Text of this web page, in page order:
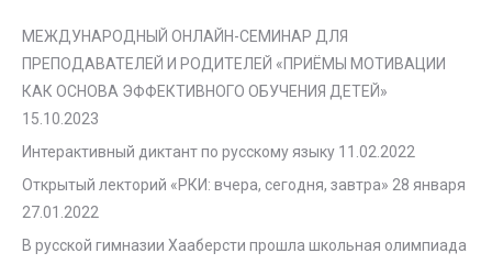
МЕЖДУНАРОДНЫЙ ОНЛАЙН-СЕМИНАР ДЛЯ
ПРЕПОДАВАТЕЛЕЙ И РОДИТЕЛЕЙ «ПРИЁМЫ МОТИВАЦИИ
КАК ОСНОВА ЭФФЕКТИВНОГО ОБУЧЕНИЯ ДЕТЕЙ»
15.10.2023
Интерактивный диктант по русскому языку 11.02.2022
Открытый лекторий «РКИ: вчера, сегодня, завтра» 28 января
27.01.2022
В русской гимназии Хааберсти прошла школьная олимпиада